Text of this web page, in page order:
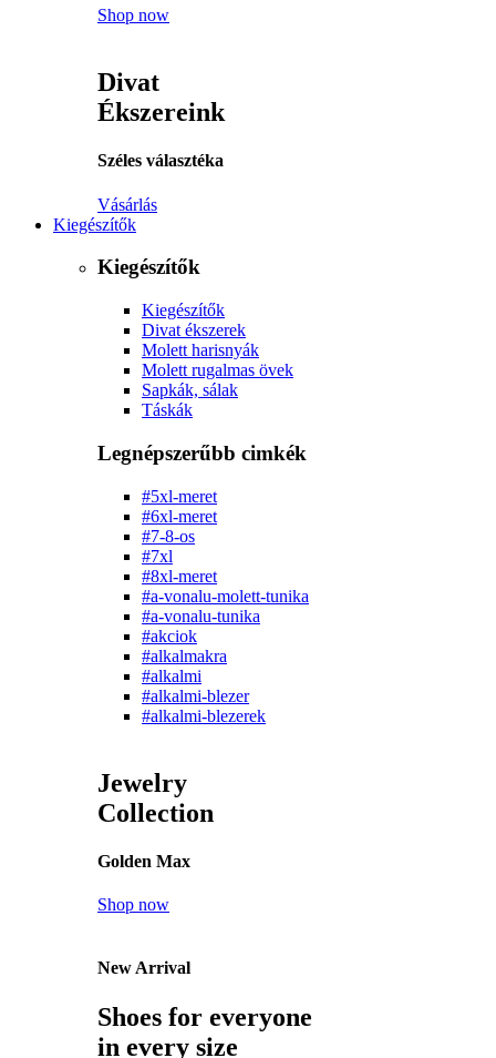
Shop now
Divat
Ékszereink
Széles választéka
Vásárlás
Kiegészítők
Kiegészítők
Kiegészítők
Divat ékszerek
Molett harisnyák
Molett rugalmas övek
Sapkák, sálak
Táskák
Legnépszerűbb cimkék
#5xl-meret
#6xl-meret
#7-8-os
#7xl
#8xl-meret
#a-vonalu-molett-tunika
#a-vonalu-tunika
#akciok
#alkalmakra
#alkalmi
#alkalmi-blezer
#alkalmi-blezerek
Jewelry
Collection
Golden Max
Shop now
New Arrival
Shoes for everyone
in every size